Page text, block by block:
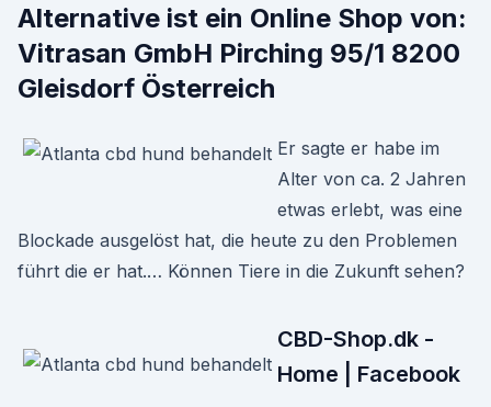
Alternative ist ein Online Shop von:
Vitrasan GmbH Pirching 95/1 8200
Gleisdorf Österreich
Er sagte er habe im
Alter von ca. 2 Jahren
etwas erlebt, was eine
Blockade ausgelöst hat, die heute zu den Problemen
führt die er hat.… Können Tiere in die Zukunft sehen?
CBD-Shop.dk -
Home | Facebook